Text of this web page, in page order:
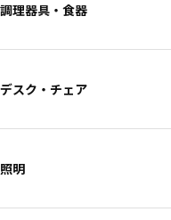
調理器具・食器
デスク・チェア
照明